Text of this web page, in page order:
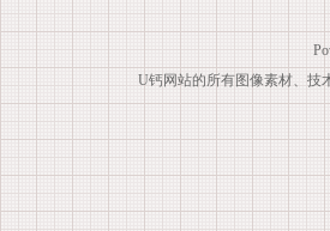
U钙网站的所有图像素材、技